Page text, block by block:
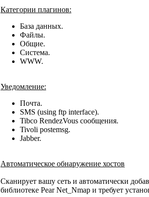
Категории плагинов:
База данных.
Файлы.
Общие.
Система.
WWW.
Уведомление:
Почта.
SMS (using ftp interface).
Tibco RendezVous сообщения.
Tivoli postemsg.
Jabber.
Автоматическое обнаружение хостов
Сканирует вашу сеть и автоматически
библиотеке Pear Net_Nmap и требует